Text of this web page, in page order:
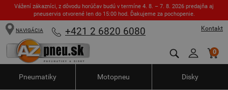
Vážení zákazníci, z dôvodu horúčav budú v termíne 4. 8. – 7. 8. 2026 predajňa aj
pneuservis otvorené len do 15:00 hod. Ďakujeme za pochopenie.
Kontakt
NAVIGÁCIA +421 2 6820 6080
0
Pneumatiky Motopneu Disky